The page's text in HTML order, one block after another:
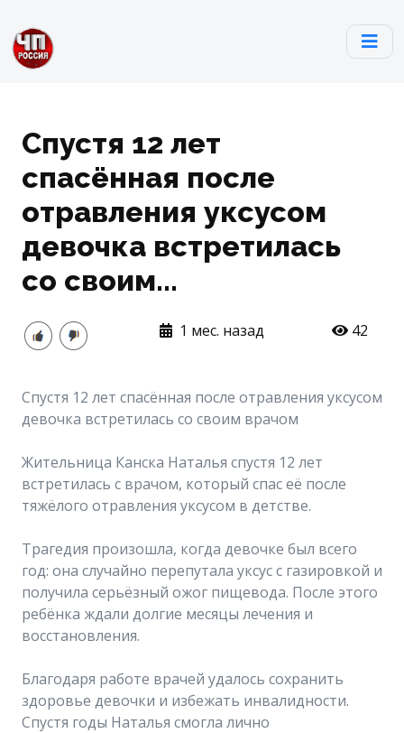
Спустя 12 лет
спасённая после
отравления уксусом
девочка встретилась
со своим...
1 мес. назад 42
Спустя 12 лет спасённая после отравления уксусом
девочка встретилась со своим врачом
Жительница Канска Наталья спустя 12 лет
встретилась с врачом, который спас её после
тяжёлого отравления уксусом в детстве.
Трагедия произошла, когда девочке был всего
год: она случайно перепутала уксус с газировкой и
получила серьёзный ожог пищевода. После этого
ребёнка ждали долгие месяцы лечения и
восстановления.
Благодаря работе врачей удалось сохранить
здоровье девочки и избежать инвалидности.
Спустя годы Наталья смогла лично